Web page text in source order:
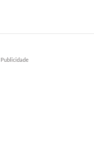
Publicidade